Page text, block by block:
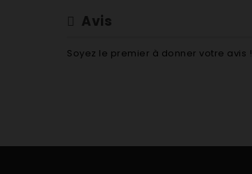
Avis
Soyez le premier à donner votre avis !